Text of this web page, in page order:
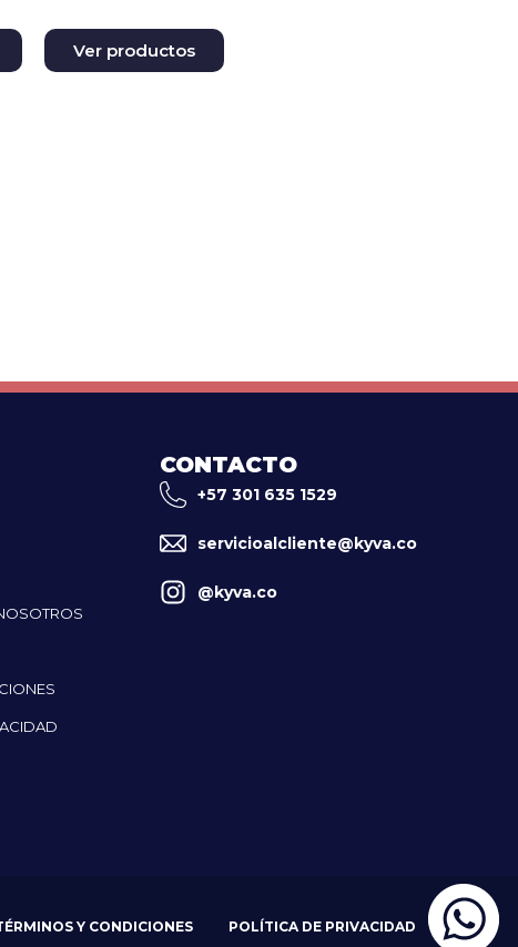
Ver productos
CONTACTO
+57 301 635 1529
servicioalcliente@kyva.co
@kyva.co
Y CONDICIONES POLÍTICA DE PRIVACIDAD